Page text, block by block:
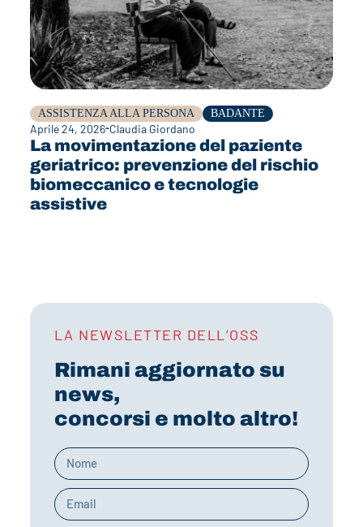
ASSISTENZA ALLA PERSONA BADANTE
Aprile 24, 2026 Claudia Giordano
La movimentazione del paziente
geriatrico: prevenzione del rischio
biomeccanico e tecnologie
assistive
LA NEWSLETTER DELL’OSS
Rimani aggiornato su
news,
concorsi e molto altro!